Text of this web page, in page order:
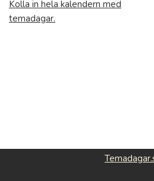
Kolla in hela kalendern med
temadagar.